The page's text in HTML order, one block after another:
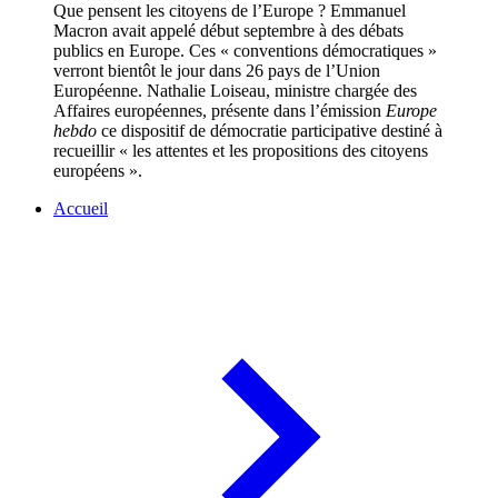
Que pensent les citoyens de l’Europe ? Emmanuel
Macron avait appelé début septembre à des débats
publics en Europe. Ces « conventions démocratiques »
verront bientôt le jour dans 26 pays de l’Union
Européenne. Nathalie Loiseau, ministre chargée des
Affaires européennes, présente dans l’émission Europe
hebdo ce dispositif de démocratie participative destiné à
recueillir « les attentes et les propositions des citoyens
européens ».
Accueil